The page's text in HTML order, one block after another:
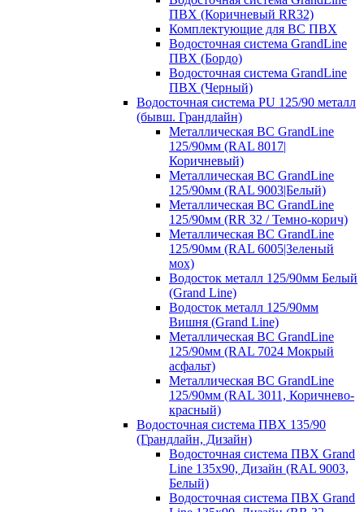
ПВХ (Коричневый RR32)
Комплектующие для ВС ПВХ
Водосточная система GrandLine
ПВХ (Бордо)
Водосточная система GrandLine
ПВХ (Черный)
Водосточная система PU 125/90 металл
(бывш. Грандлайн)
Металлическая ВС GrandLine
125/90мм (RAL 8017|
Коричневый)
Металлическая ВС GrandLine
125/90мм (RAL 9003|Белый)
Металлическая ВС GrandLine
125/90мм (RR 32 / Темно-корич)
Металлическая ВС GrandLine
125/90мм (RAL 6005|Зеленый
мох)
Водосток металл 125/90мм Белый
(Grand Line)
Водосток металл 125/90мм
Вишня (Grand Line)
Металлическая ВС GrandLine
125/90мм (RAL 7024 Мокрый
асфальт)
Металлическая ВС GrandLine
125/90мм (RAL 3011, Коричнево-
красный)
Водосточная система ПВХ 135/90
(Грандлайн, Дизайн)
Водосточная система ПВХ Grand
Line 135х90, Дизайн (RAL 9003,
Белый)
Водосточная система ПВХ Grand